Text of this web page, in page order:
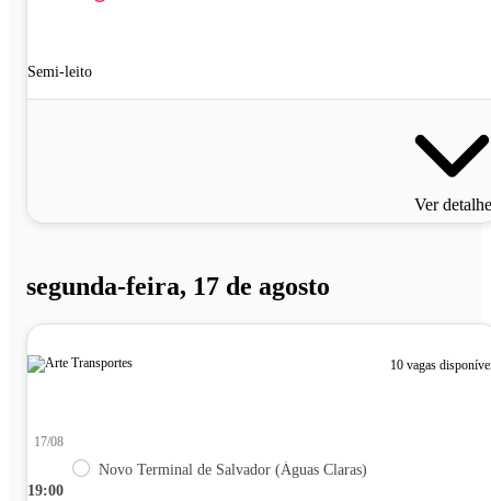
Semi-leito
Ver
segunda-feira, 17 de agosto
10 vagas
19:00
17/08
Novo Terminal de Salvador (Águas Claras)